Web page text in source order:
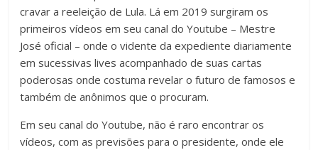
cravar a reeleição de Lula. Lá em 2019 surgiram os
primeiros vídeos em seu canal do Youtube – Mestre
José oficial – onde o vidente da expediente diariamente
em sucessivas lives acompanhado de suas cartas
poderosas onde costuma revelar o futuro de famosos e
também de anônimos que o procuram.
Em seu canal do Youtube, não é raro encontrar os
vídeos, com as previsões para o presidente, onde ele